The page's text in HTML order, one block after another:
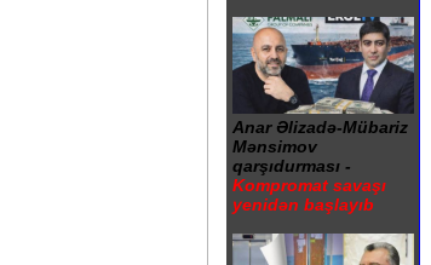
Anar Əlizadə-Mübariz
Mənsimov
qarşıdurması -
Kompromat savaşı
yenidən başlayıb